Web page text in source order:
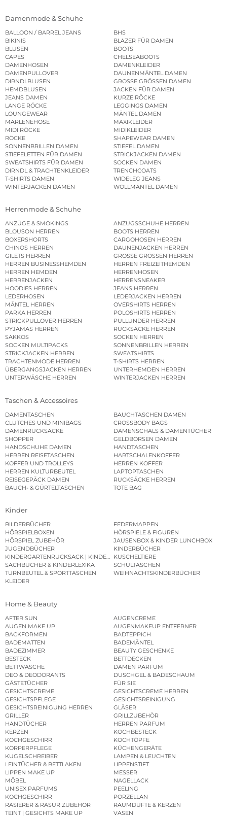
Damenmode & Schuhe
BALLOON / BARREL JEANS
BHS
BIKINIS
BLAZER FÜR DAMEN
BLUSEN
BOOTS
CAPES
CHELSEABOOTS
DAMENHOSEN
DAMENKLEIDER
DAMENPULLOVER
DAUNENMÄNTEL DAMEN
DIRNDLBLUSEN
GROSSE GRÖSSEN DAMEN
HEMDBLUSEN
JACKEN FÜR DAMEN
JEANS DAMEN
KURZE RÖCKE
LANGE RÖCKE
LEGGINGS DAMEN
LOUNGEWEAR
MÄNTEL DAMEN
MARLENEHOSE
MAXIKLEIDER
MIDI RÖCKE
MIDIKLEIDER
RÖCKE
SHAPEWEAR DAMEN
SONNENBRILLEN DAMEN
STIEFEL DAMEN
STIEFELETTEN FÜR DAMEN
STRICKJACKEN DAMEN
SWEATSHIRTS FÜR DAMEN
SOCKEN DAMEN
DIRNDL & TRACHTENKLEIDER
TRENCHCOATS
T-SHIRTS DAMEN
WIDELEG JEANS
WINTERJACKEN DAMEN
WOLLMÄNTEL DAMEN
Herrenmode & Schuhe
ANZÜGE & SMOKINGS
ANZUGSSCHUHE HERREN
BLOUSON HERREN
BOOTS HERREN
BOXERSHORTS
CARGOHOSEN HERREN
CHINOS HERREN
DAUNENJACKEN HERREN
GILETS HERREN
GROSSE GRÖSSEN HERREN
HERREN BUSINESSHEMDEN
HERREN FREIZEITHEMDEN
HERREN HEMDEN
HERRENHOSEN
HERRENJACKEN
HERRENSNEAKER
HOODIES HERREN
JEANS HERREN
LEDERHOSEN
LEDERJACKEN HERREN
MÄNTEL HERREN
OVERSHIRTS HERREN
PARKA HERREN
POLOSHIRTS HERREN
STRICKPULLOVER HERREN
PULLUNDER HERREN
PYJAMAS HERREN
RUCKSÄCKE HERREN
SAKKOS
SOCKEN HERREN
SOCKEN MULTIPACKS
SONNENBRILLEN HERREN
STRICKJACKEN HERREN
SWEATSHIRTS
TRACHTENMODE HERREN
T-SHIRTS HERREN
ÜBERGANGSJACKEN HERREN
UNTERHEMDEN HERREN
UNTERWÄSCHE HERREN
WINTERJACKEN HERREN
Taschen & Accessoires
DAMENTASCHEN
BAUCHTASCHEN DAMEN
CLUTCHES UND MINIBAGS
CROSSBODY BAGS
DAMENRUCKSÄCKE
DAMENSCHALS & DAMENTÜCHER
SHOPPER
GELDBÖRSEN DAMEN
HANDSCHUHE DAMEN
HANDTASCHEN
HERREN REISETASCHEN
HARTSCHALENKOFFER
KOFFER UND TROLLEYS
HERREN KOFFER
HERREN KULTURBEUTEL
LAPTOPTASCHEN
REISEGEPÄCK DAMEN
RUCKSÄCKE HERREN
BAUCH- & GÜRTELTASCHEN
TOTE BAG
Kinder
BILDERBÜCHER
FEDERMAPPEN
HÖRSPIELBOXEN
HÖRSPIELE & FIGUREN
HÖRSPIEL ZUBEHÖR
JAUSENBOX & KINDER LUNCHBOX
JUGENDBÜCHER
KINDERBÜCHER
KINDERGARTENRUCKSACK | KINDERGARTENBEUTEL
KUSCHELTIERE
SACHBÜCHER & KINDERLEXIKA
SCHULTASCHEN
TURNBEUTEL & SPORTTASCHEN
WEIHNACHTSKINDERBÜCHER
KLEIDER
Home & Beauty
AFTER SUN
AUGENCREME
AUGEN MAKE UP
AUGENMAKEUP ENTFERNER
BACKFORMEN
BADTEPPICH
BADEMATTEN
BADEMÄNTEL
BADEZIMMER
BEAUTY GESCHENKE
BESTECK
BETTDECKEN
BETTWÄSCHE
DAMEN PARFUM
DEO & DEODORANTS
DUSCHGEL & BADESCHAUM
GÄSTETÜCHER
FÜR SIE
GESICHTSCREME
GESICHTSCREME HERREN
GESICHTSPFLEGE
GESICHTSREINIGUNG
GESICHTSREINIGUNG HERREN
GLÄSER
GRILLER
GRILLZUBEHÖR
HANDTÜCHER
HERREN PARFUM
KERZEN
KOCHBESTECK
KOCHGESCHIRR
KOCHTÖPFE
KÖRPERPFLEGE
KÜCHENGERÄTE
KUGELSCHREIBER
LAMPEN & LEUCHTEN
LEINTÜCHER & BETTLAKEN
LIPPENSTIFT
LIPPEN MAKE UP
MESSER
MÖBEL
NAGELLACK
UNISEX PARFUMS
PEELING
KOCHGESCHIRR
PORZELLAN
RASIERER & RASUR ZUBEHÖR
RAUMDÜFTE & KERZEN
TEINT | GESICHTS MAKE UP
VASEN